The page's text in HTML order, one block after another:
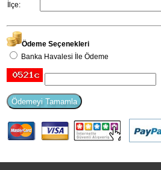
İlçe:
Ödeme Seçenekleri
Banka Havalesi İle Ödeme